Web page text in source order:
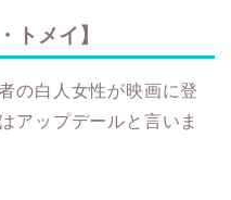
トメイ】
の白人女性が映画に登
アップデールと言いま